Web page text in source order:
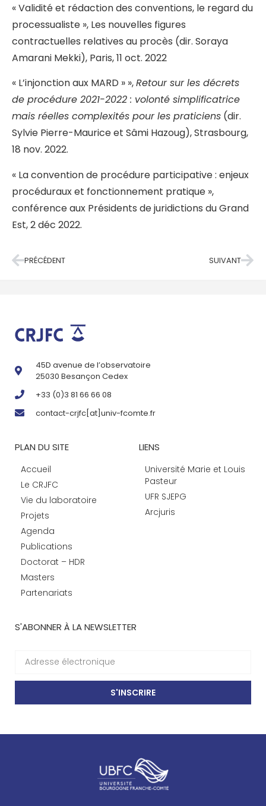
« Validité et rédaction des conventions, le regard du
processualiste », Les nouvelles figures
contractuelles relatives au procès (dir. Soraya
Amarani Mekki), Paris, 11 oct. 2022
« L’injonction aux MARD » »,Retour sur les décrets
de procédure 2021-2022 : volonté simplificatrice
mais réelles complexités pour les praticiens (dir.
Sylvie Pierre-Maurice et Sâmi Hazoug), Strasbourg,
18 nov. 2022.
« La convention de procédure participative : enjeux
procéduraux et fonctionnement pratique »,
conférence aux Présidents de juridictions du Grand
Est, 2 déc 2022.
PRÉCÉDENT SUIVANT
45D avenue de l’observatoire
25030 Besançon Cedex
+33 (0)3 81 66 66 08
contact-crjfc[at]univ-fcomte.fr
PLAN DU SITE
Accueil
Le CRJFC
Vie du laboratoire
Projets
Agenda
Publications
Doctorat – HDR
Masters
Partenariats
LIENS
Université Marie et Louis
Pasteur
UFR SJEPG
Arcjuris
S'ABONNER À LA NEWSLETTER
S'INSCRIRE